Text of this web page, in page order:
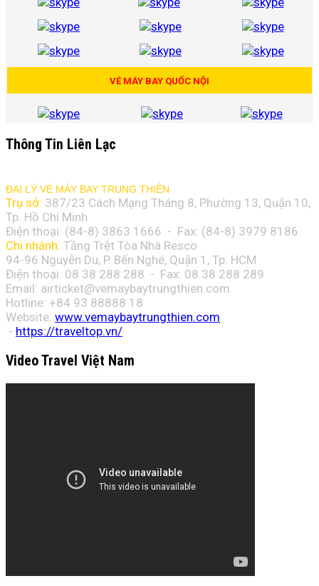
VÉ MÁY BAY QUỐC NỘI
Thông Tin Liên Lạc
ĐẠI LÝ VÉ MÁY BAY TRUNG THIÊN
Trụ sở: 387/23 Cách Mạng Tháng 8, Phường 13, Quận 10,
Tp. Hồ Chí Minh
Điện thoại: (84-8) 3863 1666 - Fax: (84-8) 3979 8186
Chi nhánh: Tầng Trệt Tòa Nhà Resco
94-96 Nguyễn Du, P. Bến Nghé, Quận 1, Tp. HCM
Điện thoại: 08 38 288 288 - Fax: 08 38 288 289
Email: airticket@vemaybaytrungthien.com
Hotline: +84 93 88888 18
Website: www.vemaybaytrungthien.com
- https://traveltop.vn/
Video Travel Việt Nam